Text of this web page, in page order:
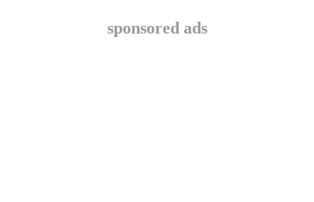
sponsored ads